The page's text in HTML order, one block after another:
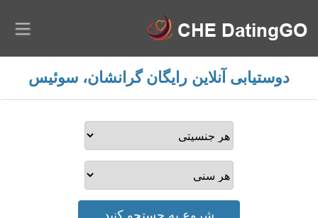
دوستیابی آنلاین رایگان گرانشان، سوئیس